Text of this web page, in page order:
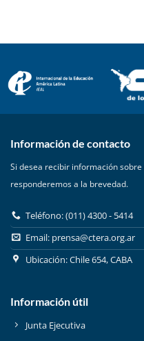
Información de contacto
Si desea recibir información
responderemos a la brevedad.
Teléfono: (011) 4300 - 5414
Email: prensa@ctera.org.ar
Ubicación: Chile 654, CABA
Información útil
Junta Ejecutiva